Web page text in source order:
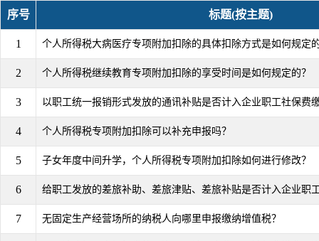
序号 标题(按主题)
1 个人所得税大病医疗专项附加扣除的具体扣除方式是如何规定
2 个人所得税继续教育专项附加扣除的享受时间是如何规定的？
3 以职工统一报销形式发放的通讯补贴是否计入企业职工社保费
4 个人所得税专项附加扣除可以补充申报吗？
5 子女年度中间升学，个人所得税专项附加扣除如何进行修改？
6 给职工发放的差旅补助、差旅津贴、差旅补贴是否计入企业职
7 无固定生产经营场所的纳税人向哪里申报缴纳增值税？